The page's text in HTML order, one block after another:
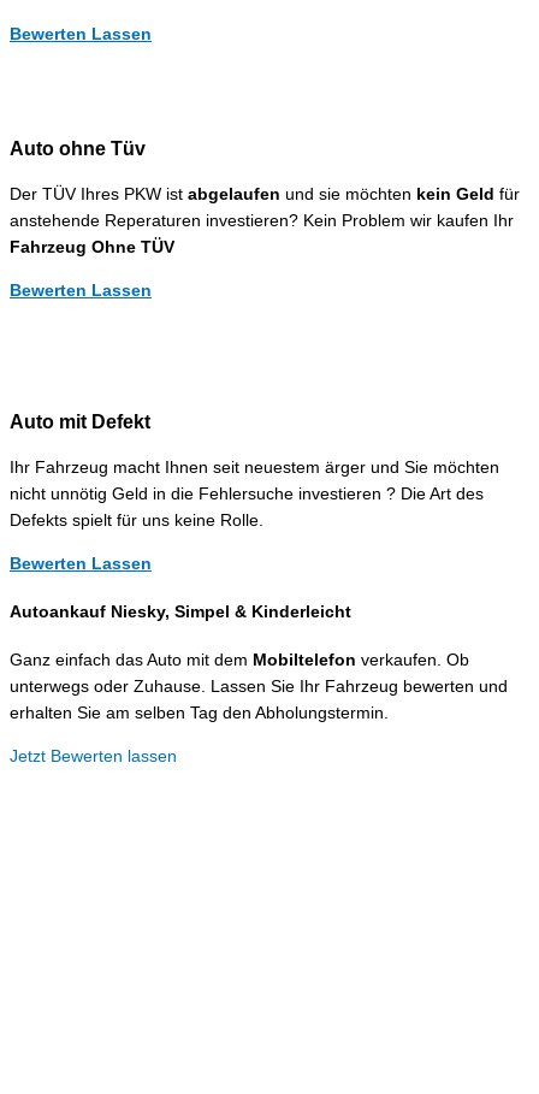
Bewerten Lassen
Auto ohne Tüv
Der TÜV Ihres PKW ist abgelaufen und sie möchten kein Geld für
anstehende Reperaturen investieren? Kein Problem wir kaufen Ihr
Fahrzeug Ohne TÜV
Bewerten Lassen
Auto mit Defekt
Ihr Fahrzeug macht Ihnen seit neuestem ärger und Sie möchten
nicht unnötig Geld in die Fehlersuche investieren ? Die Art des
Defekts spielt für uns keine Rolle.
Bewerten Lassen
Autoankauf Niesky, Simpel & Kinderleicht
Ganz einfach das Auto mit dem Mobiltelefon verkaufen. Ob
unterwegs oder Zuhause. Lassen Sie Ihr Fahrzeug bewerten und
erhalten Sie am selben Tag den Abholungstermin.
Jetzt Bewerten lassen